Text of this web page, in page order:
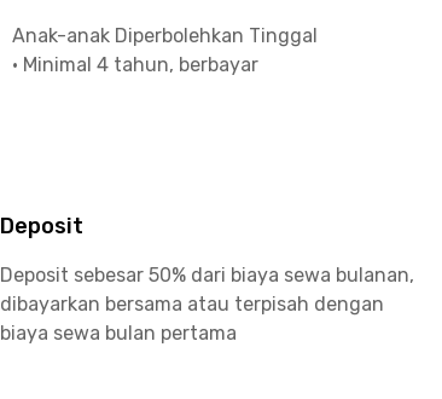
Anak-anak Diperbolehkan Tinggal
• Minimal 4 tahun, berbayar
Deposit
Deposit sebesar 50% dari biaya sewa bulanan,
dibayarkan bersama atau terpisah dengan
biaya sewa bulan pertama